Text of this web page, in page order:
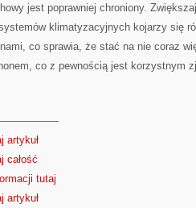
jest poprawniej chroniony.
klimatyzacyjnych kojarzy się
co sprawia, że stać na nie coraz
co z pewnością jest korzystnym
artykuł
całość
tutaj
artykuł